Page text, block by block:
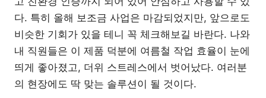
다. 특히 올해 보조금 사업은 마감되었지만, 앞으로도
비슷한 기회가 있을 테니 꼭 체크해보길 바란다. 나와
내 직원들은 이 제품 덕분에 여름철 작업 효율이 눈에
띄게 좋아졌고, 더위 스트레스에서 벗어났다. 여러분
의 현장에도 딱 맞는 솔루션이 될 것이다.